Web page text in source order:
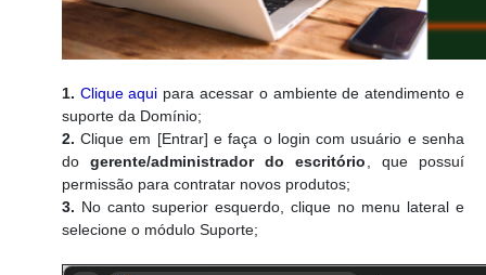
1. Clique aqui para acessar o ambiente de atendimento e
suporte da Domínio;
2. Clique em [Entrar] e faça o login com usuário e senha
do gerente/administrador do escritório , que possuí
permissão para contratar novos produtos;
3. No canto superior esquerdo, clique no menu lateral e
selecione o módulo Suporte;